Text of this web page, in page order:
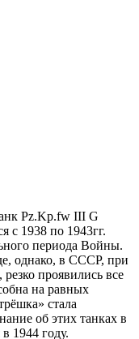
Pz.Kp.fw III G
с 1938 по 1943гг.
периода Войны.
однако, в СССР, при
проявились все
на равных
стала
об этих танках в
1944 году.